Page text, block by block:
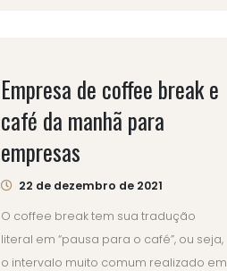
Empresa de coffee break e
café da manhã para
empresas
22 de dezembro de 2021
O coffee break tem sua tradução
literal em “pausa para o café”, ou seja,
o intervalo muito comum realizado em